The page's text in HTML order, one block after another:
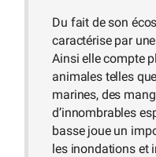
Du fait de son
caractérise par
Ainsi elle compte
animales telles
marines, des
d’innombrables
basse joue un
les inondations et